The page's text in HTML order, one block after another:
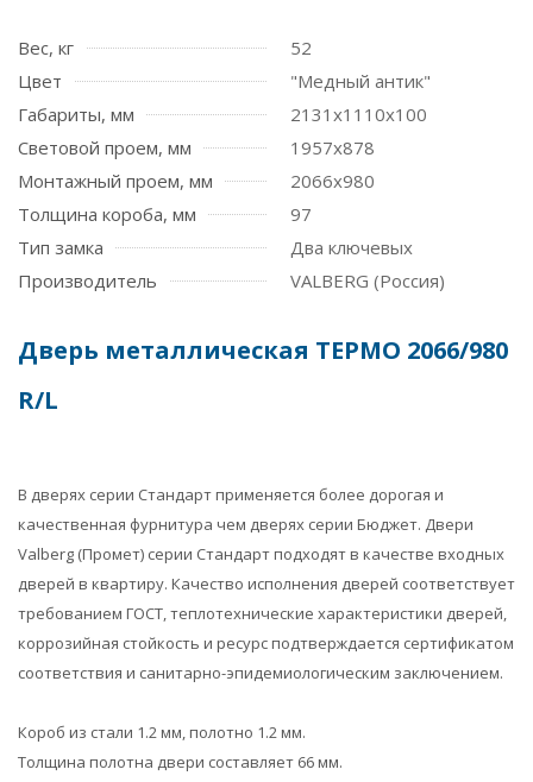
Вес, кг
52
Цвет
"Медный антик"
Габариты, мм
2131x1110x100
Световой проем, мм
1957x878
Монтажный проем, мм
2066x980
Толщина короба, мм
97
Тип замка
Два ключевых
Производитель
VALBERG (Россия)
Дверь металлическая ТЕРМО 2066/980
R/L
В дверях серии Стандарт применяется более дорогая и
качественная фурнитура чем дверях серии Бюджет. Двери
Valberg (Промет) серии Стандарт подходят в качестве входных
дверей в квартиру. Качество исполнения дверей соответствует
требованием ГОСТ, теплотехнические характеристики дверей,
коррозийная стойкость и ресурс подтверждается сертификатом
соответствия и санитарно-эпидемиологическим заключением.
Короб из стали 1.2 мм, полотно 1.2 мм.
Толщина полотна двери составляет 66 мм.